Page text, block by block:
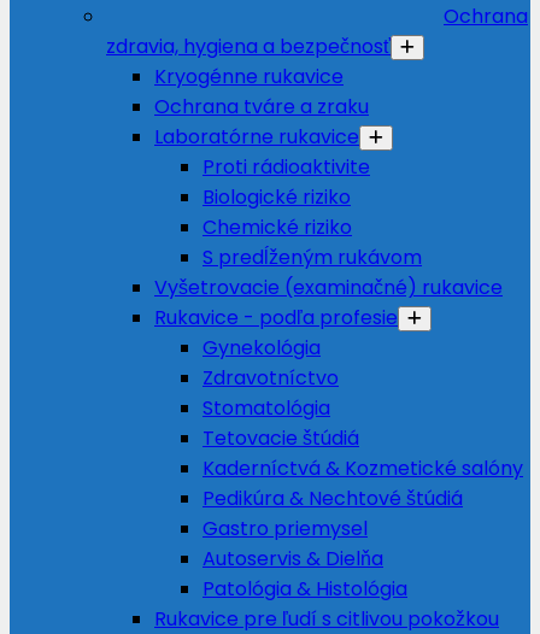
Ochrana
zdravia, hygiena a bezpečnosť
Kryogénne rukavice
Ochrana tváre a zraku
Laboratórne rukavice
Proti rádioaktivite
Biologické riziko
Chemické riziko
S predĺženým rukávom
Vyšetrovacie (examinačné) rukavice
Rukavice - podľa profesie
Gynekológia
Zdravotníctvo
Stomatológia
Tetovacie štúdiá
Kaderníctvá & Kozmetické salóny
Pedikúra & Nechtové štúdiá
Gastro priemysel
Autoservis & Dielňa
Patológia & Histológia
Rukavice pre ľudí s citlivou pokožkou